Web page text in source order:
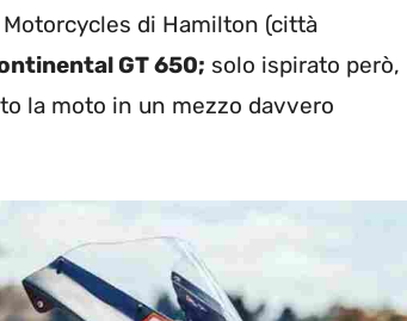
di Hamilton (città
GT 650; solo ispirato però,
la moto in un mezzo davvero